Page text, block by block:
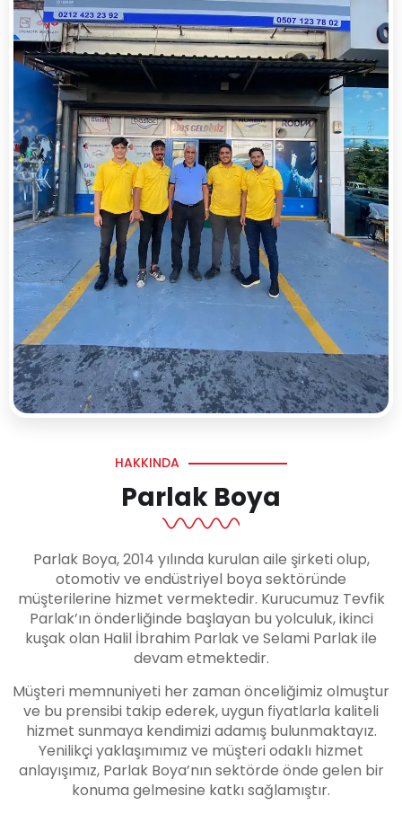
HAKKINDA
Parlak Boya
Parlak Boya, 2014 yılında kurulan aile şirketi olup,
otomotiv ve endüstriyel boya sektöründe
müşterilerine hizmet vermektedir. Kurucumuz Tevfik
Parlak’ın önderliğinde başlayan bu yolculuk, ikinci
kuşak olan Halil İbrahim Parlak ve Selami Parlak ile
devam etmektedir.
Müşteri memnuniyeti her zaman önceliğimiz olmuştur
ve bu prensibi takip ederek, uygun fiyatlarla kaliteli
hizmet sunmaya kendimizi adamış bulunmaktayız.
Yenilikçi yaklaşımımız ve müşteri odaklı hizmet
anlayışımız, Parlak Boya’nın sektörde önde gelen bir
konuma gelmesine katkı sağlamıştır.